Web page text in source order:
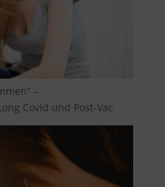
–
Covid und Post-Vac